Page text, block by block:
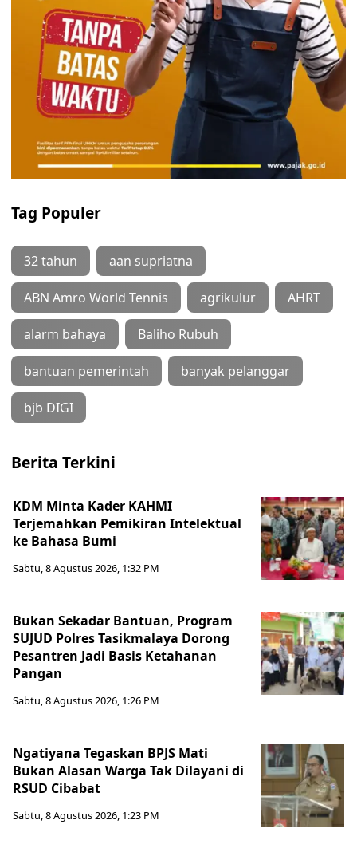
Tag Populer
32 tahun aan supriatna
ABN Amro World Tennis agrikulur AHRT
alarm bahaya Baliho Rubuh
bantuan pemerintah banyak pelanggar
bjb DIGI
Berita Terkini
KDM Minta Kader KAHMI
Terjemahkan Pemikiran Intelektual
ke Bahasa Bumi
Sabtu, 8 Agustus 2026, 1:32 PM
Bukan Sekadar Bantuan, Program
SUJUD Polres Tasikmalaya Dorong
Pesantren Jadi Basis Ketahanan
Pangan
Sabtu, 8 Agustus 2026, 1:26 PM
Ngatiyana Tegaskan BPJS Mati
Bukan Alasan Warga Tak Dilayani di
RSUD Cibabat
Sabtu, 8 Agustus 2026, 1:23 PM